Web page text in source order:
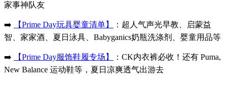
家事神队友
➡️ 【Prime Day玩具婴童清单】
：超人气声光早教、启蒙益
智、家家酒、夏日泳具、Babyganics奶瓶洗涤剂、婴童用品等
➡️ 【Prime Day服饰鞋履专场】
：CK内衣裤必收！还有 Puma,
New Balance 运动鞋等，夏日凉爽透气出游去